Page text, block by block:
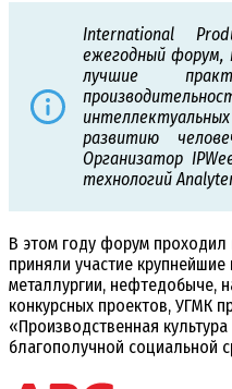
International
ежегодный форум,
лучшие
развитию
Организатор
технологий
В этом году форум проходил
приняли участие
металлургии, нефтедобыче,
конкурсных проектов, УГМК
«Производственная
благополучной социальной